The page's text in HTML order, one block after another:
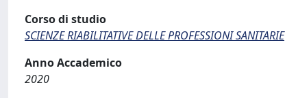
Corso di studio
SCIENZE RIABILITATIVE DELLE PROFESSIONI SANITARIE
Anno Accademico
2020